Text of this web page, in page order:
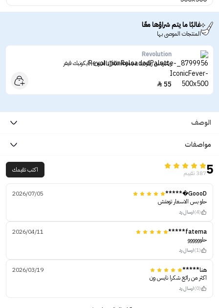
غالبًا ما يتم شراؤها معًا
المنتجات الموصى بها
Revolution
ريفلوشن ريلوديد مجموعة ظلال العيون - ايكونيك فيفر
55

الوصف
مواصفات
5387 تقييم اكتب تقيمك
GoooD�*****
2026/07/05
حلو بس الاسعار تومتش
(4) ارسال رد
fatema*****
2026/04/11
حلوووووو
(1) ارسال رد
هنا*****
2026/03/19
اكثر من رائع شكرا نايس ون
(0) ارسال رد